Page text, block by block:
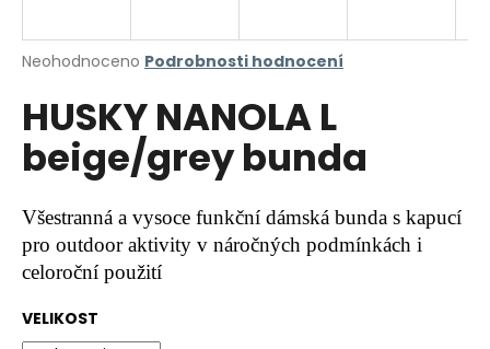
Průměrné
produktu
je
0,0
hvězdiček.
Neohodnoceno Podrobnosti hodnocení
HUSKY NANOLA L
beige/grey bunda
Všestranná a vysoce funkční dámská bunda s kapucí
pro outdoor aktivity v náročných podmínkách i
celoroční použití
VELIKOST
j
t
?
HLEDAT